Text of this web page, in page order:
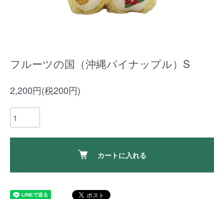
フルーツの国（沖縄パイナップル）S
2,200円(税200円)
カートに入れる